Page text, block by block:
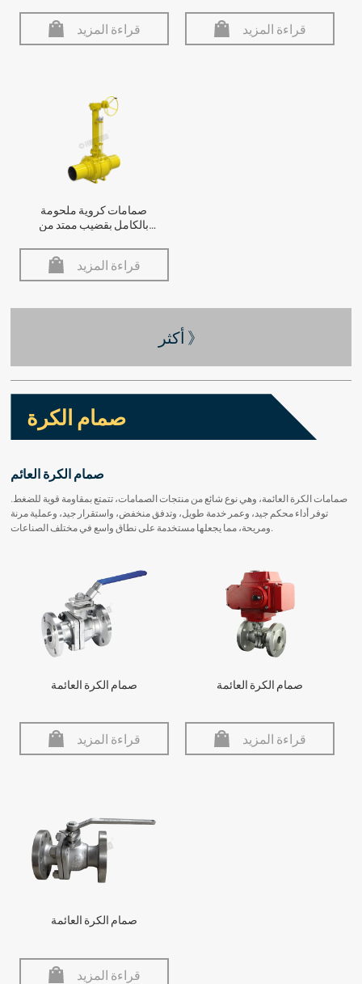
قراءة المزيد قراءة المزيد
صمامات كروية ملحومة
بالكامل بقضيب ممتد من
قراءة المزيد
أكثر 》
صمام الكرة
صمام الكرة العائم
صمامات الكرة العائمة، وهي نوع شائع من منتجات الصمامات، تتمتع بمقاومة قوية للضغط.
توفر أداء محكم جيد، وعمر خدمة طويل، وتدفق منخفض، واستقرار جيد، وعملية مرنة
ومريحة، مما يجعلها مستخدمة على نطاق واسع في مختلف الصناعات.
صمام الكرة العائمة
قراءة المزيد
صمام الكرة العائمة
قراءة المزيد
صمام الكرة العائمة
قراءة المزيد